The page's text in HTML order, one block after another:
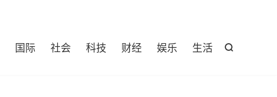

国际 社会 科技 财经 娱乐 生活